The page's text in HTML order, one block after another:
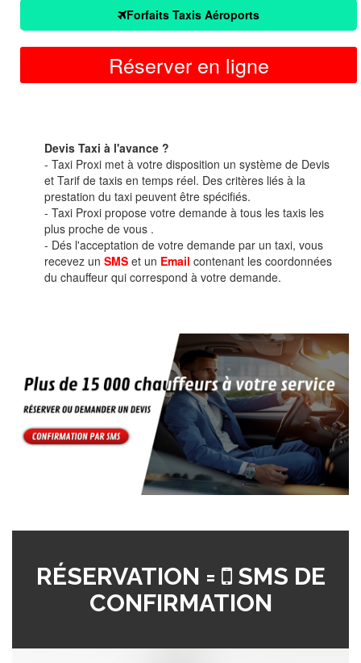
Forfaits Taxis Aéroports
Réserver en ligne
Devis Taxi à l'avance ?
- Taxi Proxi met à votre disposition un système de Devis
et Tarif de taxis en temps réel. Des critères liés à la
prestation du taxi peuvent être spécifiés.
- Taxi Proxi propose votre demande à tous les taxis les
plus proche de vous .
- Dés l'acceptation de votre demande par un taxi, vous
recevez un SMS et un Email contenant les coordonnées
du chauffeur qui correspond à votre demande.
RÉSERVATION =
SMS DE
CONFIRMATION